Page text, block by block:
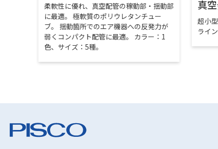
柔軟性に優れ、真空配管の稼動部・揺動部
に最適。 極軟質のポリウレタンチュー
ブ。 揺動箇所でのエア機器への反発力が
弱くコンパクト配管に最適。 カラー：1
色、サイズ：5種。
真
超小
ライ